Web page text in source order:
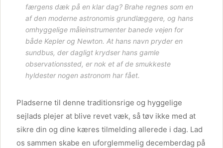
færgens dæk på en klar dag? Brahe regnes som en
af den moderne astronomis grundlæggere, og hans
omhyggelige måleinstrumenter banede vejen for
både Kepler og Newton. At hans navn pryder en
sundbus, der dagligt krydser hans gamle
observationssted, er nok et af de smukkeste
hyldester nogen astronom har fået.
Pladserne til denne traditionsrige og hyggelige
sejlads plejer at blive revet væk, så tøv ikke med at
sikre din og dine kæres tilmelding allerede i dag. Lad
os sammen skabe en uforglemmelig decemberdag på